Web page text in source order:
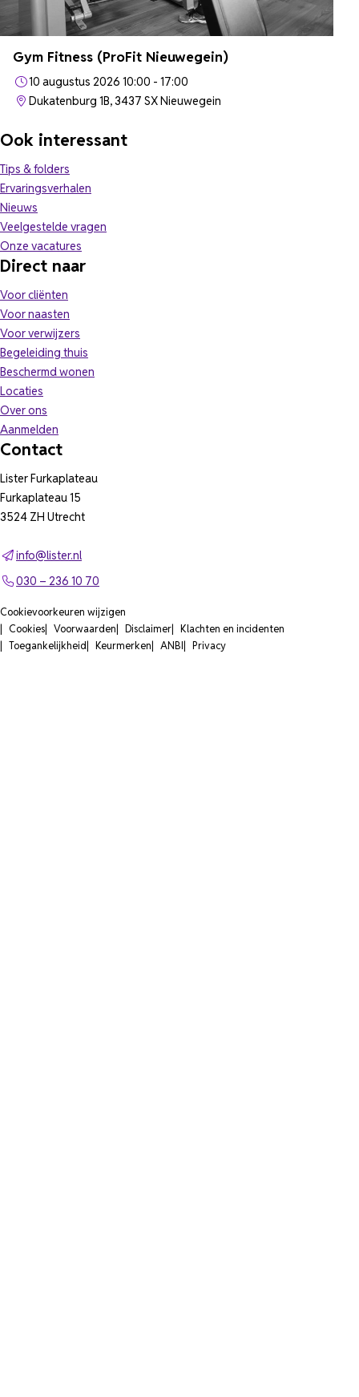
Gym Fitness (ProFit Nieuwegein)
10 augustus 2026 10:00 - 17:00
Dukatenburg 1B, 3437 SX Nieuwegein
Ook interessant
Tips & folders
Ervaringsverhalen
Nieuws
Veelgestelde vragen
Onze vacatures
Direct naar
Voor cliënten
Voor naasten
Voor verwijzers
Begeleiding thuis
Beschermd wonen
Locaties
Over ons
Aanmelden
Contact
Lister Furkaplateau
Furkaplateau 15
3524 ZH Utrecht
info@lister.nl
030 – 236 10 70
Cookievoorkeuren wijzigen
Cookies
Voorwaarden Disclaimer
Klachten en incidenten
Toegankelijkheid
Keurmerken ANBI Privacy